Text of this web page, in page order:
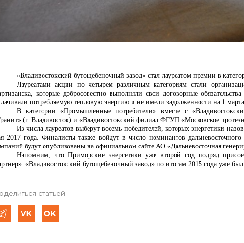
«Владивостокский бутощебеночный завод» стал лауреатом премии в
Лауреатами акции по четырем различным категориям стали
которые добросовестно выполняли свои договорные
потребляемую тепловую энергию и не имели задолженности на 1
В категории «Промышленные потребители» вместе с
(г. Владивосток) и «Владивостокский филиал ФГУП «Московское
Из числа лауреатов выберут восемь победителей, которых энергетики
2017 года. Финалисты также войдут в число номинантов
будут опубликованы на официальном сайте АО «Дальневосточная
Напомним, что Приморские энергетики уже второй год подряд
«Владивостокский бутощебеночный завод» по итогам 2015 года уже
статьей